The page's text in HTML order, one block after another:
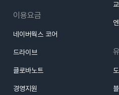
이용요금
네이버웍스 코어
드라이브
클로바노트
경영지원